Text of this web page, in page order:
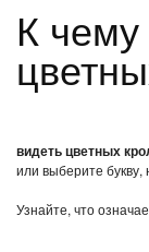
К чему снится видеть цветных кроликов? видеть
видеть цветных
или выберите букву,
Узнайте, что